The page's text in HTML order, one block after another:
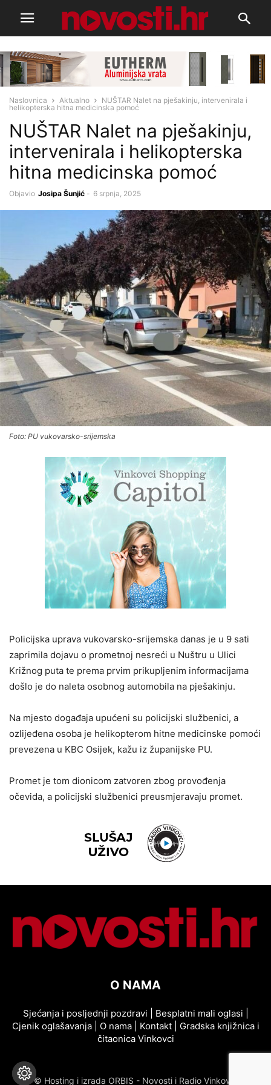
Naslovnica Aktualno
NUŠTAR Nalet na pješakinju, intervenirala i
helikopterska hitna medicinska pomoć
NUŠTAR Nalet na pješakinju,
intervenirala i helikopterska
hitna medicinska pomoć
Objavio Josipa Šunjić - 6 srpnja, 2025
Foto: PU vukovarsko-srijemska
Policijska uprava vukovarsko-srijemska danas je u 9 sati
zaprimila dojavu o prometnoj nesreći u Nuštru u Ulici
Križnog puta te prema prvim prikupljenim informacijama
došlo je do naleta osobnog automobila na pješakinju.
Na mjesto događaja upućeni su policijski službenici, a
ozlijeđena osoba je helikopterom hitne medicinske pomoći
prevezena u KBC Osijek, kažu iz županijske PU.
Promet je tom dionicom zatvoren zbog provođenja
očevida, a policijski službenici preusmjeravaju promet.
O NAMA
Sjećanja i posljednji pozdravi Besplatni mali oglasi
Cjenik oglašavanja| O nama| Kontakt| Gradska knjižnica i
čitaonica Vinkovci
© Hosting i izrada ORBIS - Novosti i Radio Vinkovci